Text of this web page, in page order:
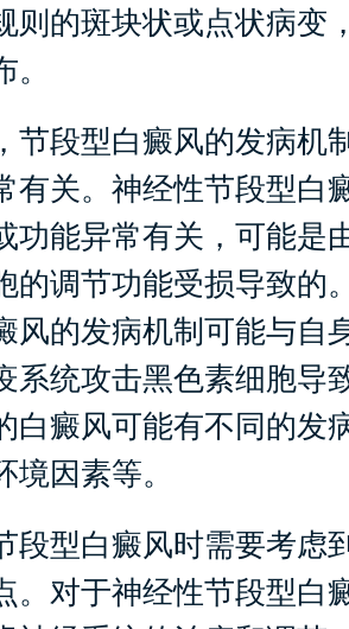
则的斑块状或点状病变
段型白癜风的发病机
有关。神经性节段型白
功能异常有关，可能是
的调节功能受损导致的
风的发病机制可能与自
系统攻击黑色素细胞导
白癜风可能有不同的发
境因素等。
型白癜风时需要考虑
。对于神经性节段型白